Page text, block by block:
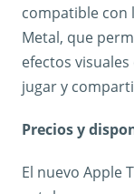
compatible con
Metal, que
efectos
jugar y
Precios y
El nuevo Apple